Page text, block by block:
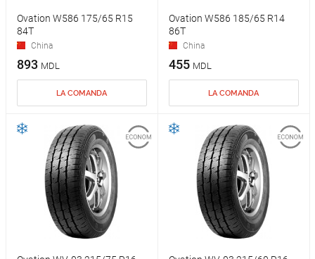
Ovation W586 175/65 R15
84T
China
893 MDL
LA COMANDA
Ovation W586 185/65 R14
86T
China
455 MDL
LA COMANDA